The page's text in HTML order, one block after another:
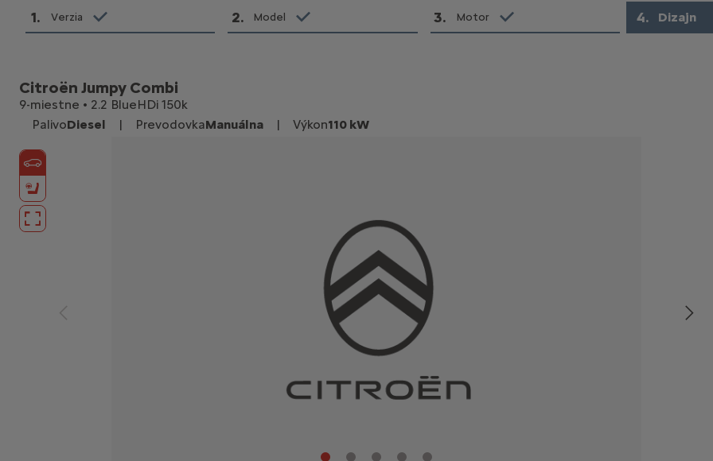
1. Verzia 2. Model 3. Motor 4. Dizajn
Citroën Jumpy Combi
9-miestne • 2.2 BlueHDi 150k
PalivoDiesel | PrevodovkaManuálna | Výkon110 kW